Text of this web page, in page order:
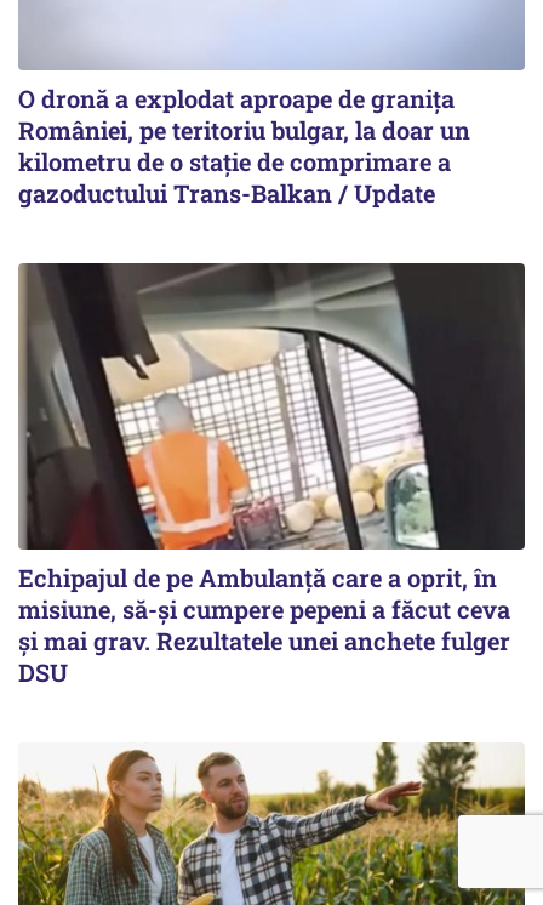
O dronă a explodat aproape de granița
României, pe teritoriu bulgar, la doar un
kilometru de o stație de comprimare a
gazoductului Trans-Balkan / Update
Echipajul de pe Ambulanță care a oprit, în
misiune, să-și cumpere pepeni a făcut ceva
și mai grav. Rezultatele unei anchete fulger
DSU